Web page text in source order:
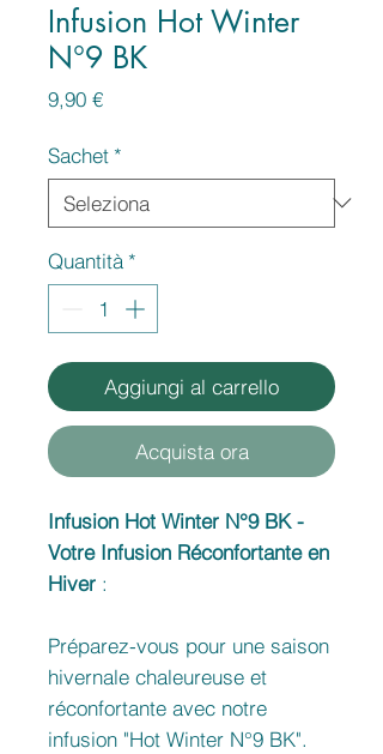
Infusion Hot Winter
N°9 BK
9,90 €Prezzo
Sachet *
Quantità *
Aggiungi al carrello
Acquista ora
Infusion Hot Winter N°9 BK -
Votre Infusion Réconfortante en
Hiver :
Préparez-vous pour une saison
hivernale chaleureuse et
réconfortante avec notre
infusion "Hot Winter N°9 BK".